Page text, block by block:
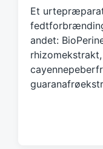
g
e
d
w
i
t
h
Et
andet: